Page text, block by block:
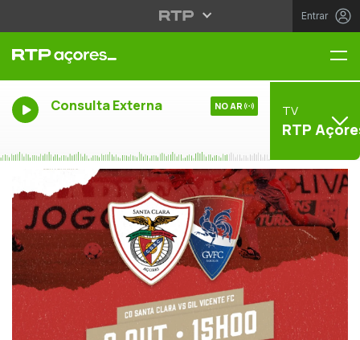
Entrar
Consulta Externa NO AR TV
RTP